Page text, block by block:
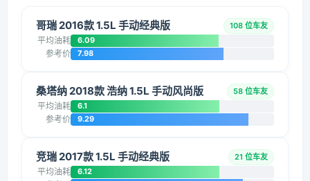
哥瑞 2016款 1.5L 手动经典版 108 位车友
平均油耗 6.09
参考价 7.98
桑塔纳 2018款 浩纳 1.5L 手动风尚版 58 位车友
平均油耗 6.1
参考价 9.29
竞瑞 2017款 1.5L 手动经典版 21 位车友
平均油耗 6.12